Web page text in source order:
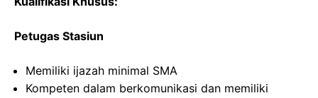
Petugas Stasiun
Memiliki ijazah minimal SMA
Kompeten dalam berkomunikasi dan memiliki